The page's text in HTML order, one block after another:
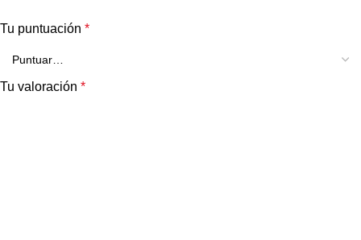
Tu puntuación *
Tu valoración *